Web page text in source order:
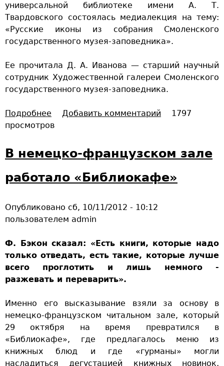
м
ы
с
в
т
о
универсальной библиотеке имени А. Т.
Твардовского состоялась медиалекция на тему:
«Русские иконы из собрания Смоленского
государственного музея-заповедника».
Ее прочитала Д. А. Иванова — старший научный
сотрудник Художественной галереи Смоленского
государственного музея-заповедника.
Подробнее
Р
с
с
к
и
и
к
н
ы
—
у
и
в
и
т
е
Добавить комментарий
1797
просмотров
В немецко-французском зале
работало «Библиокафе»
Опубликовано сб, 10/11/2012 - 10:12
пользователем admin
Ф. Бэкон сказал: «Есть книги, которые надо
только отведать, есть такие, которые лучше
всего проглотить и лишь немного -
разжевать и переварить».
Именно его высказывание взяли за основу в
немецко-французском читальном зале, который
29 октября на время превратился в
«Библиокафе», где предлагалось меню из
книжных блюд и где «гурманы» могли
насладиться дегустацией книжных новинок,